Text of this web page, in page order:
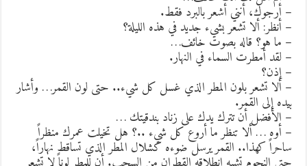
أرجوك، أنني أشعر بالبرد فقط.
أنظر: ألا تشعر بشيء جديد في هذه الليلة؟
ما هو؟ قاله بصوت خائف…
لقد أمطرت السماء في النهار.
إذن؟
ألا تشعر بلون المطر الذي غسل كل شيء.. حتى لون القمر… وأشار
إلى القمر.
الأفضل أن تترك يدك على زناد بندقيتك …
أوه … ألا تنظر ما أروع كل شيء ..؟ هل تخيلت عمرك منظراً
كهذا.. القمر يرسل ضوءه كشلال المطر الذي تساقط نهاراً،